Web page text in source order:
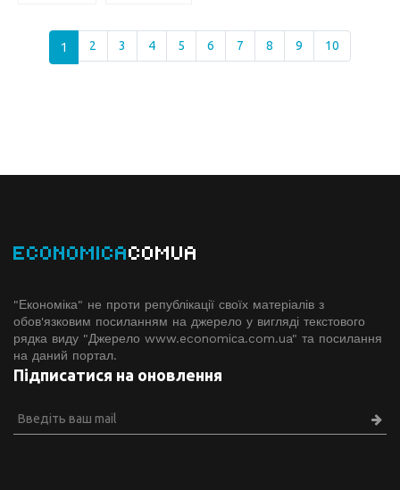
1 2 3 4 5 6 7 8 9 10
ECONOMICACOMUA
"Економіка" не проти републікації своїх матеріалів з
обов'язковим посиланням на джерело у вигляді текстового
рядка виду "Джерело www.economiсa.com.ua" та посилання
на даний портал.
Підписатися на оновлення